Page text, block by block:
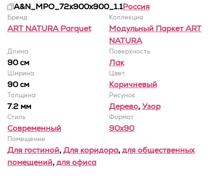
A&N_MPO_72x900x900_1.1Россия
Бренд
ART NATURA Parquet
Коллекция
Модульный Паркет ART
NATURA
Длина
90 см
Поверхность
Лак
Ширина
90 cм
Цвет
Коричневый
Толщина
7.2 мм
Рисунок
Дерево,Узор
Стиль
Современный
Формат
90x90
Помещение
Для гостиной,Для коридора,для общественных
помещений,для офиса